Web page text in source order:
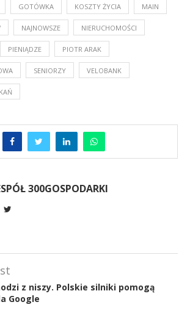
GOTÓWKA KOSZTY ŻYCIA MAIN
NAJNOWSZE NIERUCHOMOŚCI
PIENIĄDZE PIOTR ARAK
SENIORZY VELOBANK
300GOSPODARKI
z niszy. Polskie silniki pomogą
Google